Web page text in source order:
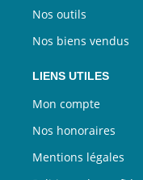
Nos outils
Nos biens vendus
LIENS UTILES
Mon compte
Nos honoraires
Mentions légales